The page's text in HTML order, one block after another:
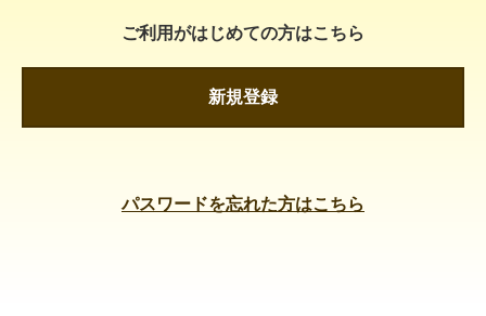
ご利用がはじめての方はこちら
新規登録
パスワードを忘れた方はこちら